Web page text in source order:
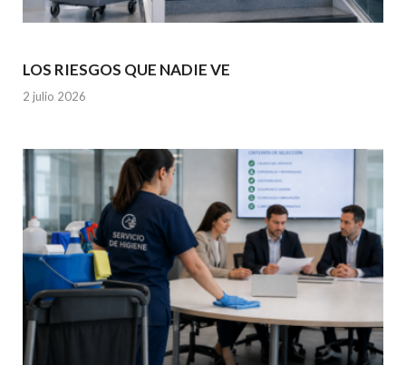
LOS RIESGOS QUE NADIE VE
2 julio 2026